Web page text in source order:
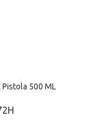
Pistola 500 ML